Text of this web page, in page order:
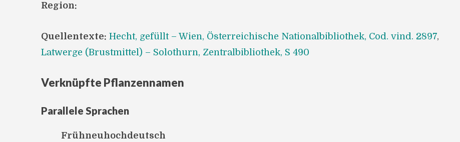
Region:
Quellentexte: Hecht, gefüllt – Wien, Österreichische Nationalbibliothek, Cod. vind. 2897,
Latwerge (Brustmittel) – Solothurn, Zentralbibliothek, S 490
Verknüpfte Pflanzennamen
Parallele Sprachen
Frühneuhochdeutsch